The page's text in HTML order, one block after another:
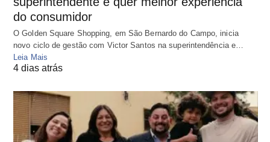
do consumidor
O Golden Square Shopping, em São Bernardo do Campo, inicia
novo ciclo de gestão com Victor Santos na superintendência e…
Leia Mais
4 dias atrás